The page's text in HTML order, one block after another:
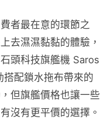
者最在意的環節之
去濕濕黏黏的體驗，
頭科技旗艦機 Saros
配鎖水拖布帶來的
但旗艦價格也讓一些
沒有更平價的選擇。